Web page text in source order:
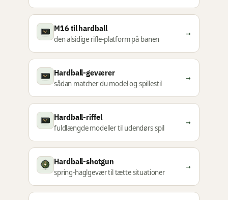
M16 til hardball
den alsidige rifle-platform på banen
→
Hardball-geværer
sådan matcher du model og spillestil
→
Hardball-riffel
fuldlængde modeller til udendørs spil
→
Hardball-shotgun
spring-haglgevær til tætte situationer
→